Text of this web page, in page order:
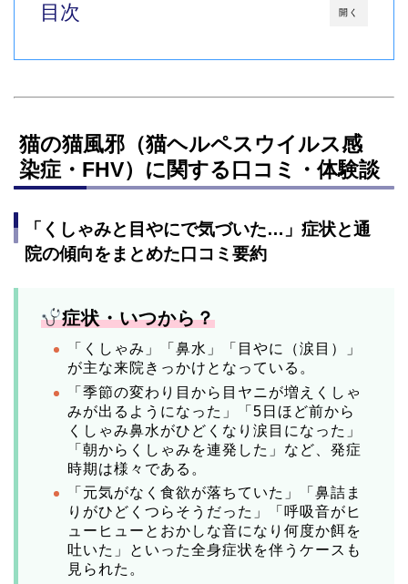
開く
目次
猫の猫風邪（猫ヘルペスウイルス感
染症・FHV）に関する口コミ・体験談
「くしゃみと目やにで気づいた…」症状と通
院の傾向をまとめた口コミ要約
症状・いつから？
「くしゃみ」「鼻水」「目やに（涙目）」
が主な来院きっかけとなっている。
「季節の変わり目から目ヤニが増えくしゃ
みが出るようになった」「5日ほど前から
くしゃみ鼻水がひどくなり涙目になった」
「朝からくしゃみを連発した」など、発症
時期は様々である。
「元気がなく食欲が落ちていた」「鼻詰ま
りがひどくつらそうだった」「呼吸音がヒ
ューヒューとおかしな音になり何度か餌を
吐いた」といった全身症状を伴うケースも
見られた。